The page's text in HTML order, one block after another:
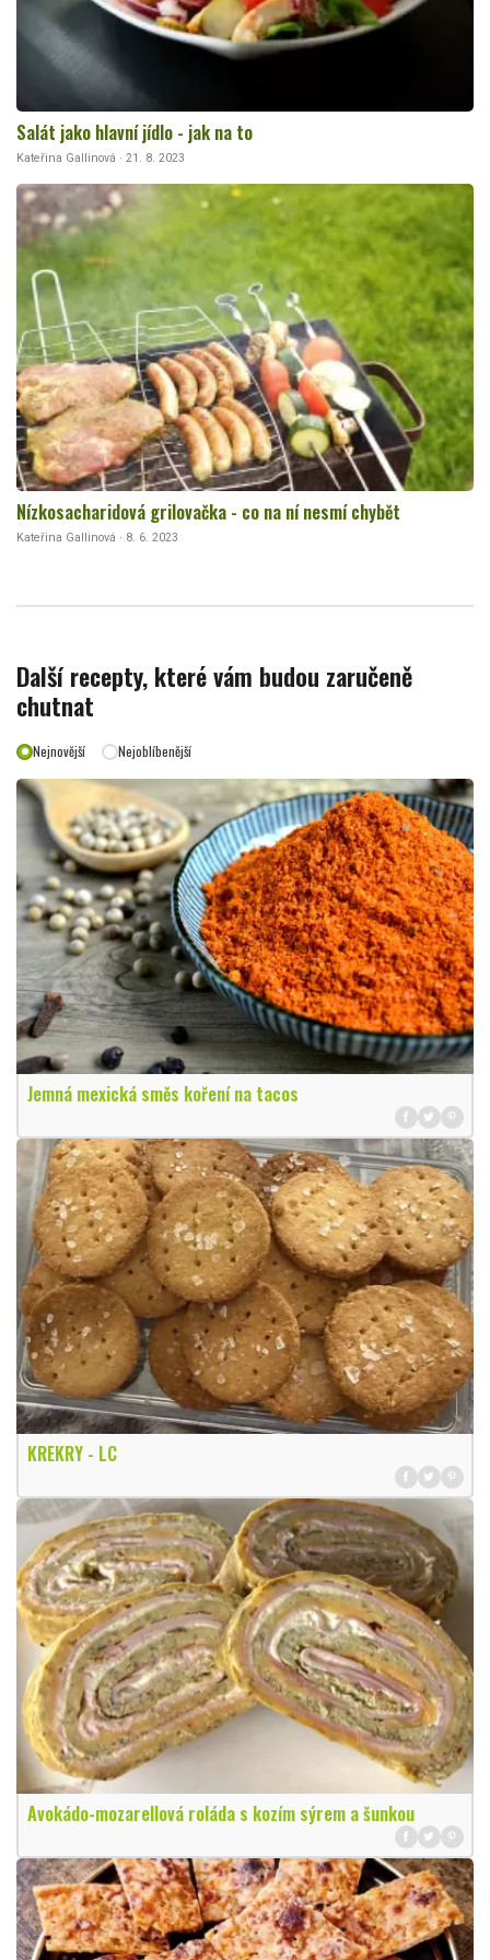
Salát jako hlavní jídlo - jak na to
Kateřina Gallinová · 21. 8. 2023
Nízkosacharidová grilovačka - co na ní nesmí chybět
Kateřina Gallinová · 8. 6. 2023
Další recepty, které vám budou zaručeně
chutnat
Nejnovější Nejoblíbenější
Jemná mexická směs koření na tacos
KREKRY - LC
Avokádo-mozarellová roláda s kozím sýrem a šunkou